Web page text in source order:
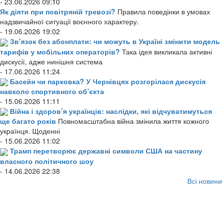
Як діяти при повітряній тревозі? Правила поведінки в умовах
надзвичайної ситуації воєнного характеру.
- 19.06.2026 19:02
Зв’язок без абонплати: чи можуть в Україні змінити модель
тарифів у мобільних операторів? Така ідея викликала активні
дискусії, адже нинішня система
- 17.06.2026 11:24
Басейн чи парковка? У Чернівцях розгорілася дискусія
навколо спортивного об’єкта
- 15.06.2026 11:11
Війна і здоров’я українців: наслідки, які відчуватимуться
ще багато років Повномасштабна війна змінила життя кожного
українця. Щоденні
- 15.06.2026 11:02
Трамп перетворює державні символи США на частину
власного політичного шоу
- 14.06.2026 22:38
Всі новини